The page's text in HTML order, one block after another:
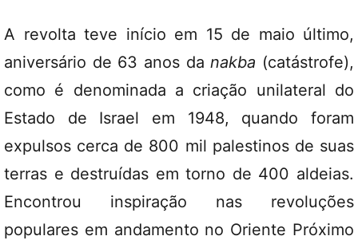
A revolta teve início em 15 de maio último,
aniversário de 63 anos danakba (catástrofe),
como é denominada a criação unilateral do
Estado de Israel em 1948, quando foram
expulsos cerca de 800 mil palestinos de suas
terras e destruídas em torno de 400 aldeias.
Encontrou inspiração nas revoluções
populares em andamento no Oriente Próximo